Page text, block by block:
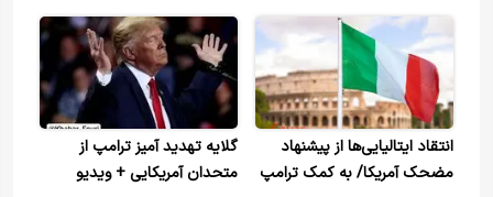
جنگ
انتقاد ایتالیایی‌ها از پیشنهاد
مضحک آمریکا/ به کمک ترامپ
گلایه تهدید آمیز ترامپ از
متحدان آمریکایی + ویدیو